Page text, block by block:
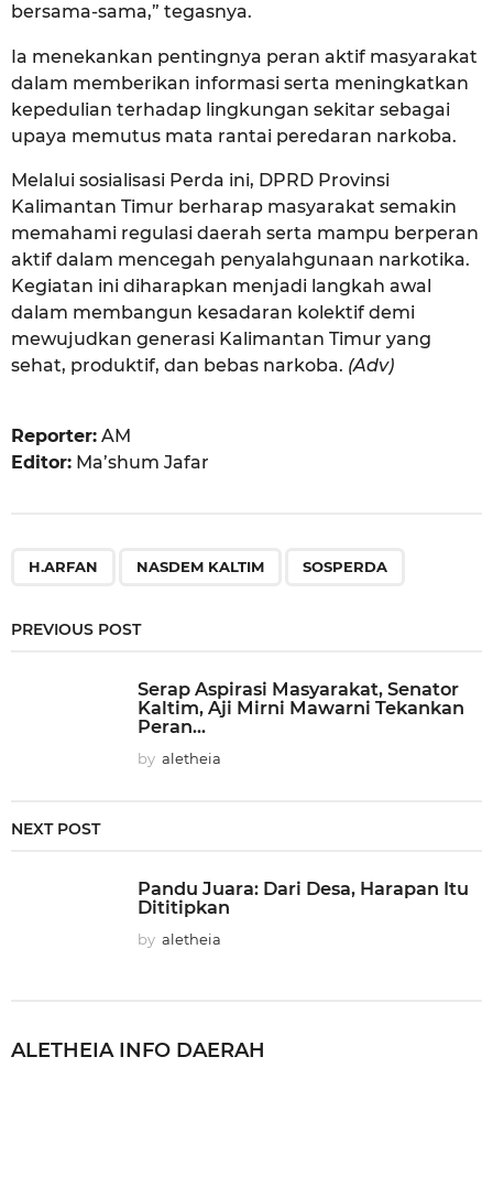
bersama-sama,” tegasnya.
Ia menekankan pentingnya peran aktif masyarakat
dalam memberikan informasi serta meningkatkan
kepedulian terhadap lingkungan sekitar sebagai
upaya memutus mata rantai peredaran narkoba.
Melalui sosialisasi Perda ini, DPRD Provinsi
Kalimantan Timur berharap masyarakat semakin
memahami regulasi daerah serta mampu berperan
aktif dalam mencegah penyalahgunaan narkotika.
Kegiatan ini diharapkan menjadi langkah awal
dalam membangun kesadaran kolektif demi
mewujudkan generasi Kalimantan Timur yang
sehat, produktif, dan bebas narkoba. (Adv)
Reporter: AM
Editor: Ma’shum Jafar
H.ARFAN NASDEM KALTIM SOSPERDA
PREVIOUS POST
Serap Aspirasi Masyarakat, Senator
Kaltim, Aji Mirni Mawarni Tekankan
Peran...
by aletheia
NEXT POST
Pandu Juara: Dari Desa, Harapan Itu
Dititipkan
by aletheia
ALETHEIA INFO DAERAH